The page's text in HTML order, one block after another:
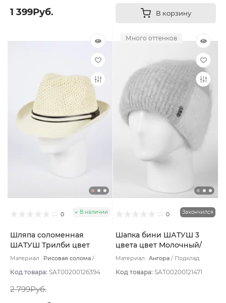
1 399Руб. В корзину
0 В наличии
Шляпа соломенная
ШАТУШ Трилби цвет
Кремовый размер UNI
Материал : Рисовая солома
Код товара: SAT00200126394
2 799Руб.
Много оттенков
0 Закончился
Шапка бини ШАТУШ 3
цвета цвет Молочный/
Голубой/Серый светлый
Материал : Ангора
Подклад:
Код товара: SAT00200121471